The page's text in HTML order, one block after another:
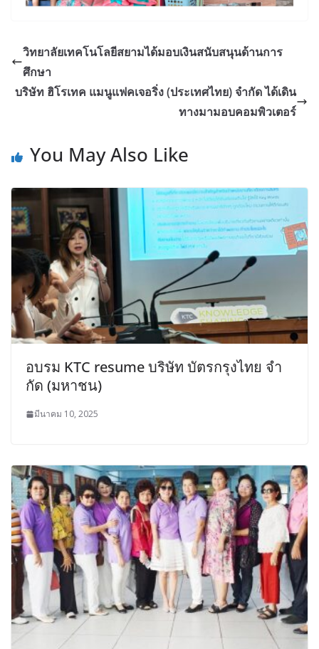
วิทยาลัยเทคโนโลยีสยามได้มอบเงินสนับสนุนด้านการ
ศึกษา
บริษัท ฮิโรเทค แมนูแฟคเจอริ่ง (ประเทศไทย) จำกัด ได้เดิน
ทางมามอบคอมพิวเตอร์
You May Also Like
อบรม KTC resume บริษัท บัตรกรุงไทย จํา
กัด (มหาชน)
มีนาคม 10, 2025